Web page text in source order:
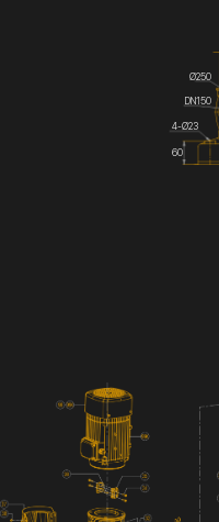
DN150
Ø250
4-Ø23
60